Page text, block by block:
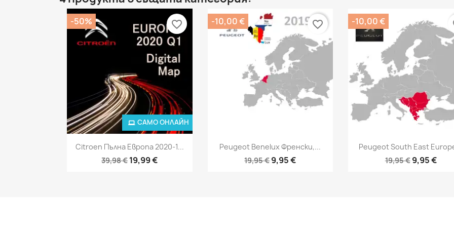
Бърз преглед
Citroen Пълна Европа 2020-1...
39,98 €19,99 €
САМО ОНЛАЙН
-50% favorite_border
Бърз преглед
Peugeot Benelux Френски,...
19,95 €9,95 €
-10,00 € favorite_border
Бърз преглед
Peugeot South East
19,95 € 9,95 €
-10,00 €